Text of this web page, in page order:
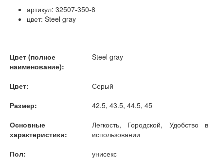
артикул: 32507-350-8
цвет: Steel gray
Цвет (полное
наименование):
Steel gray
Цвет:
Серый
Размер:
42.5, 43.5, 44.5, 45
Основные
характеристики:
Легкость, Городской, Удобство в
использовании
Пол:
унисекс